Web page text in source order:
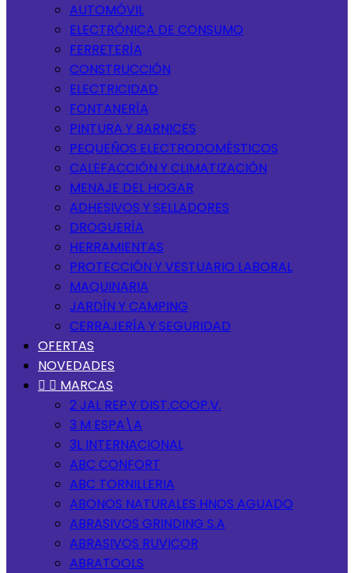
AUTOMÓVIL
ELECTRÓNICA DE CONSUMO
FERRETERÍA
CONSTRUCCIÓN
ELECTRICIDAD
FONTANERÍA
PINTURA Y BARNICES
PEQUEÑOS ELECTRODOMÉSTICOS
CALEFACCIÓN Y CLIMATIZACIÓN
MENAJE DEL HOGAR
ADHESIVOS Y SELLADORES
DROGUERÍA
HERRAMIENTAS
PROTECCIÓN Y VESTUARIO LABORAL
MAQUINARIA
JARDÍN Y CAMPING
CERRAJERÍA Y SEGURIDAD
OFERTAS
NOVEDADES
  MARCAS
2 JAL REP.Y DIST.COOP.V.
3 M ESPA\A
3L INTERNACIONAL
ABC CONFORT
ABC TORNILLERIA
ABONOS NATURALES HNOS AGUADO
ABRASIVOS GRINDING S.A
ABRASIVOS RUVICOR
ABRATOOLS